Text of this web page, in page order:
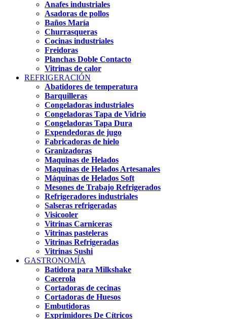
Anafes industriales
Asadoras de pollos
Baños María
Churrasqueras
Cocinas industriales
Freidoras
Planchas Doble Contacto
Vitrinas de calor
REFRIGERACIÓN
Abatidores de temperatura
Barquilleras
Congeladoras industriales
Congeladoras Tapa de Vidrio
Congeladoras Tapa Dura
Expendedoras de jugo
Fabricadoras de hielo
Granizadoras
Maquinas de Helados
Maquinas de Helados Artesanales
Máquinas de Helados Soft
Mesones de Trabajo Refrigerados
Refrigeradores industriales
Salseras refrigeradas
Visicooler
Vitrinas Carniceras
Vitrinas pasteleras
Vitrinas Refrigeradas
Vitrinas Sushi
GASTRONOMÍA
Batidora para Milkshake
Cacerola
Cortadoras de cecinas
Cortadoras de Huesos
Embutidoras
Exprimidores De Cítricos